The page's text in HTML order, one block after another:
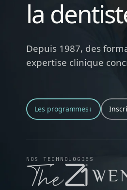
la
Depuis 1987, des
expertise clinique
Les programmes↓
NOS TECHNOLOGIES